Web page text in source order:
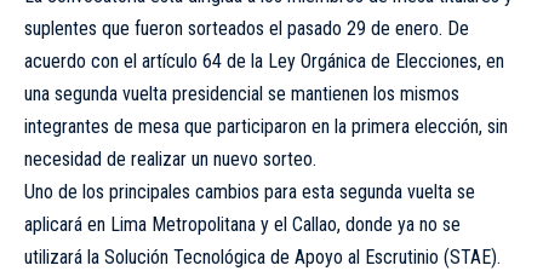
suplentes que fueron sorteados el pasado 29 de enero. De
acuerdo con el artículo 64 de la Ley Orgánica de Elecciones, en
una segunda vuelta presidencial se mantienen los mismos
integrantes de mesa que participaron en la primera elección, sin
necesidad de realizar un nuevo sorteo.
Uno de los principales cambios para esta segunda vuelta se
aplicará en Lima Metropolitana y el Callao, donde ya no se
utilizará la Solución Tecnológica de Apoyo al Escrutinio (STAE).